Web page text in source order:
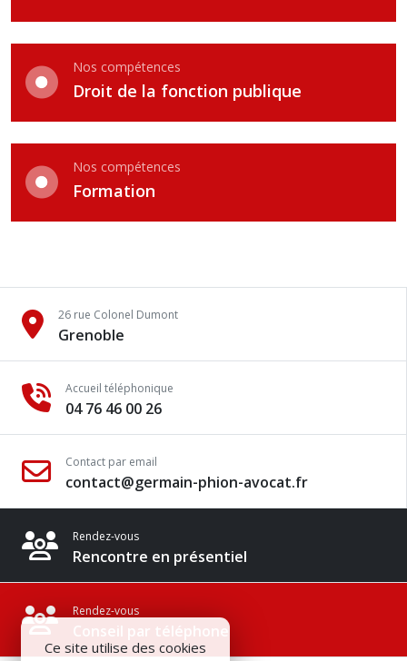
Nos compétences
Droit de la fonction publique
Nos compétences
Formation
26 rue Colonel Dumont
Grenoble
Accueil téléphonique
04 76 46 00 26
Contact par email
contact@germain-phion-avocat.fr
Rendez-vous
Rencontre en présentiel
Rendez-vous
Conseil par téléphone
Ce site utilise des cookies